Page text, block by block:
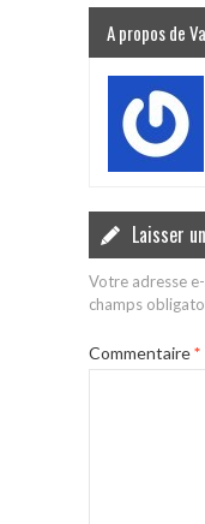
A propos de
Laisser
Votre adresse
champs
Commentaire*